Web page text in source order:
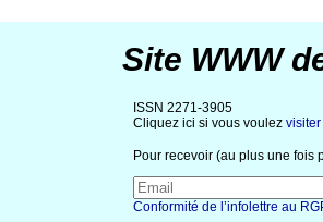
Site WWW
ISSN 2271-3905
Cliquez ici si vous voulez
Pour recevoir (au plus une fois
Conformité de l’infolettre au